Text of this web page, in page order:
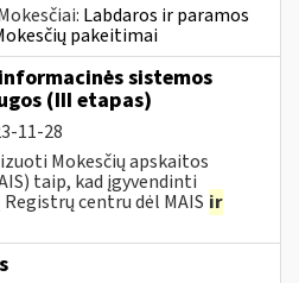
Labdaros ir paramos
pakeitimai
sistemos
(III etapas)
11-28
Mokesčių apskaitos
taip, kad įgyvendinti
centru dėl MAIS ir